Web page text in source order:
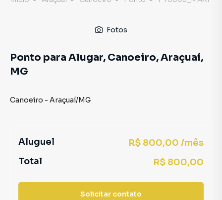
Fotos
Ponto para Alugar, Canoeiro, Araçuaí,
MG
Canoeiro - Araçuaí/MG
Aluguel
R$ 800,00 /mês
Total
R$ 800,00
Solicitar contato